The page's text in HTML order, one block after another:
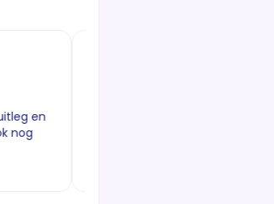
Achieve wist mijn wensen te vertalen